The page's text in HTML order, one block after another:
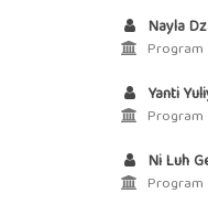
Nayla
Program
Yanti
Program
Ni Luh
Program